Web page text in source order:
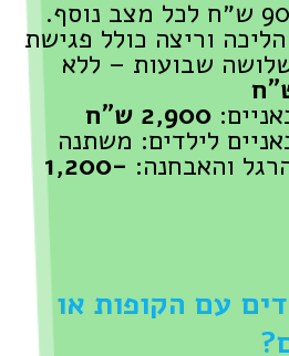
וריצה כולל פגישת
שבועות – ללא
2,900 ש"ח
לילדים: משתנה
והאבחנה: 1,200-
עם הקופות או